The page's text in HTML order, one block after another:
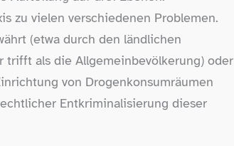
zu vielen verschiedenen Problemen.
(etwa durch den ländlichen
trifft als die Allgemeinbevölkerung) oder
von Drogenkonsumräumen
Entkriminalisierung dieser